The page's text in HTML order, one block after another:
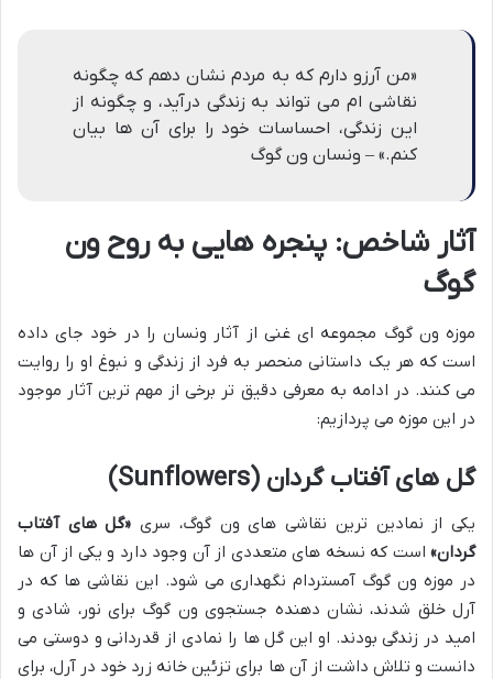
«من آرزو دارم که به مردم نشان دهم که چگونه
نقاشی ام می تواند به زندگی درآید، و چگونه از
این زندگی، احساسات خود را برای آن ها بیان
کنم.» – ونسان ون گوگ
آثار شاخص: پنجره هایی به روح ون
گوگ
موزه ون گوگ مجموعه ای غنی از آثار ونسان را در خود جای داده
است که هر یک داستانی منحصر به فرد از زندگی و نبوغ او را روایت
می کنند. در ادامه به معرفی دقیق تر برخی از مهم ترین آثار موجود
در این موزه می پردازیم:
گل های آفتاب گردان (Sunflowers)
یکی از نمادین ترین نقاشی های ون گوگ، سری «گل های آفتاب
گردان» است که نسخه های متعددی از آن وجود دارد و یکی از آن ها
در موزه ون گوگ آمستردام نگهداری می شود. این نقاشی ها که در
آرل خلق شدند، نشان دهنده جستجوی ون گوگ برای نور، شادی و
امید در زندگی بودند. او این گل ها را نمادی از قدردانی و دوستی می
دانست و تلاش داشت از آن ها برای تزئین خانه زرد خود در آرل، برای